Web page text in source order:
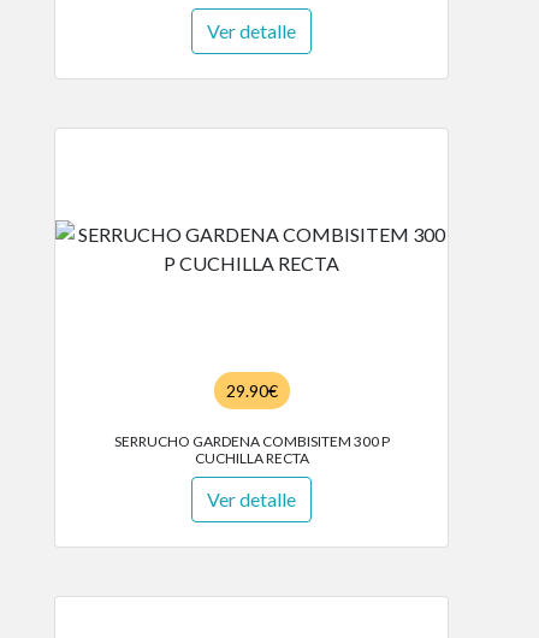
Ver detalle
29.90€
SERRUCHO GARDENA COMBISITEM 300 P
CUCHILLA RECTA
Ver detalle